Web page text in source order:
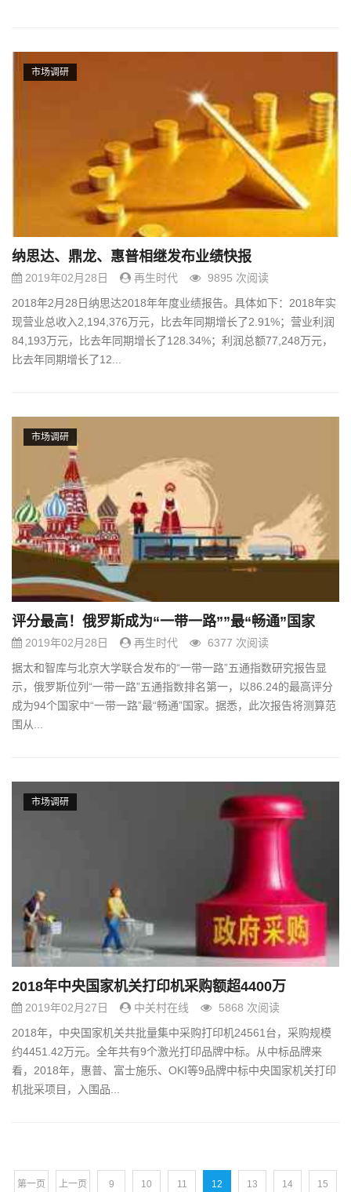
市场调研
纳思达、鼎龙、惠普相继发布业绩快报
2019年02月28日 再生时代
9895 次阅读
2018年2月28日纳思达2018年年度业绩报告。具体如下：2018年实
现营业总收入2,194,376万元，比去年同期增长了2.91%；营业利润
84,193万元，比去年同期增长了128.34%；利润总额77,248万元，
比去年同期增长了12...
市场调研
评分最高！俄罗斯成为“一带一路””最“畅通”国家
2019年02月28日 再生时代
6377 次阅读
据太和智库与北京大学联合发布的“一带一路”五通指数研究报告显
示，俄罗斯位列“一带一路”五通指数排名第一，以86.24的最高评分
成为94个国家中“一带一路”最“畅通”国家。据悉，此次报告将测算范
围从...
市场调研
2018年中央国家机关打印机采购额超4400万
2019年02月27日 中关村在线
5868 次阅读
2018年，中央国家机关共批量集中采购打印机24561台，采购规模
约4451.42万元。全年共有9个激光打印品牌中标。从中标品牌来
看，2018年，惠普、富士施乐、OKI等9品牌中标中央国家机关打印
机批采项目，入围品...
第一页 上一页 9 10 11 12 13 14 15